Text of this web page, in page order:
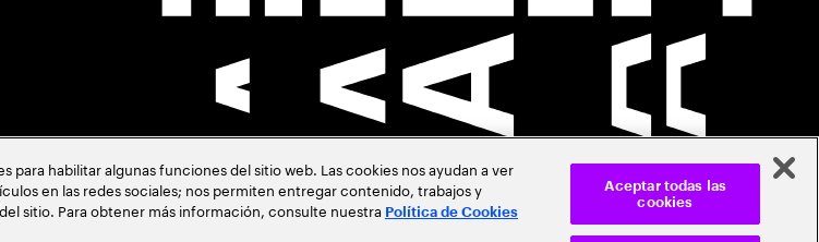
habilitar algunas funciones del sitio web. Las cookies nos ayudan a ver
en las redes sociales; nos permiten entregar contenido, trabajos y
sitio. Para obtener más información, consulte nuestra Política de Cookies
Aceptar todas las
cookies